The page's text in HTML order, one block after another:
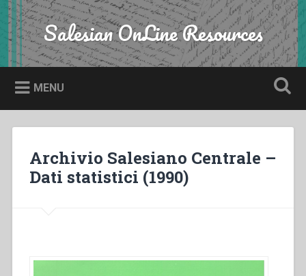
Skip
to
content
Search Salesian OnLine Resources
MENU
Archivio Salesiano Centrale –
Dati statistici (1990)